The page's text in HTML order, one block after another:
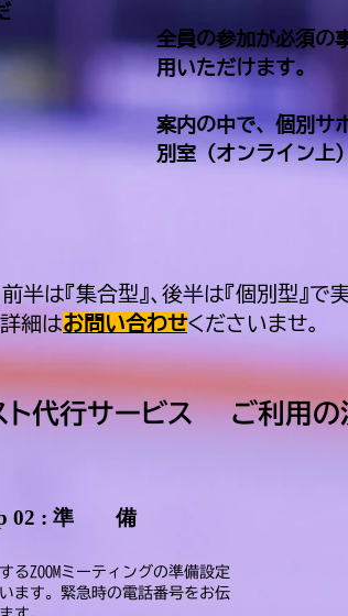
全員の参加が必須の
用いただけます。
案内の中で、個別サ
別室（オンライン上
は『集合型』、後半は『個別型』で
詳細はお問い合わせくださいませ。
ト代行サービス ご利用の
02 : 準 備
るZOOMミーティングの準備設定
ます。緊急時の電話番号をお伝